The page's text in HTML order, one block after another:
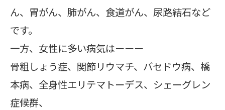
ん、胃がん、肺がん、食道がん、尿路結石など
です。
一方、女性に多い病気はーーー
骨粗しょう症、関節リウマチ、バセドウ病、橋
本病、全身性エリテマトーデス、シェーグレン
症候群、